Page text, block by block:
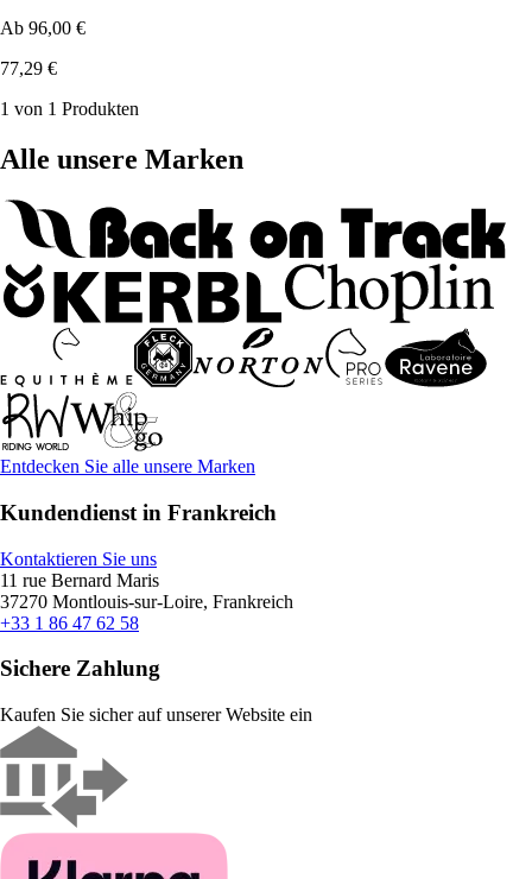
Ab 96,00 €
77,29 €
1 von 1 Produkten
Alle unsere Marken
Entdecken Sie alle unsere Marken
Kundendienst in Frankreich
Kontaktieren Sie uns
11 rue Bernard Maris
37270 Montlouis-sur-Loire, Frankreich
+33 1 86 47 62 58
Sichere Zahlung
Kaufen Sie sicher auf unserer Website ein